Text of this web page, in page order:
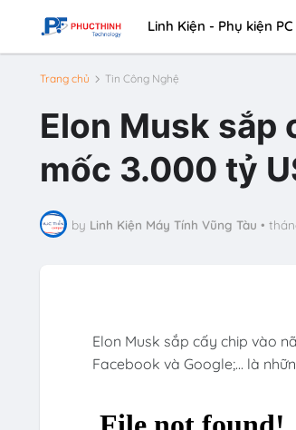
Linh Kiện - Phụ kiện PC
Trang chủ Tin Công Nghệ
Elon Musk sắp
mốc 3.000 tỷ
by Linh Kiện Máy Tính Vũng Tàu •
Elon Musk sắp cấy chip vào
Facebook và Google;... là